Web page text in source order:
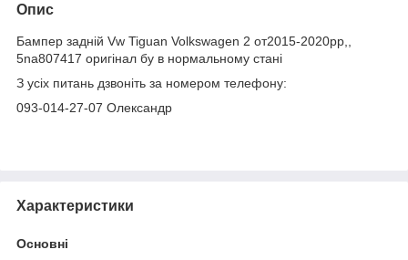
Опис
Бампер задній Vw Tiguan Volkswagen 2 от2015-2020рр,,
5na807417 оригінал бу в нормальному стані
З усіх питань дзвоніть за номером телефону:
093-014-27-07 Олександр
Характеристики
Основні